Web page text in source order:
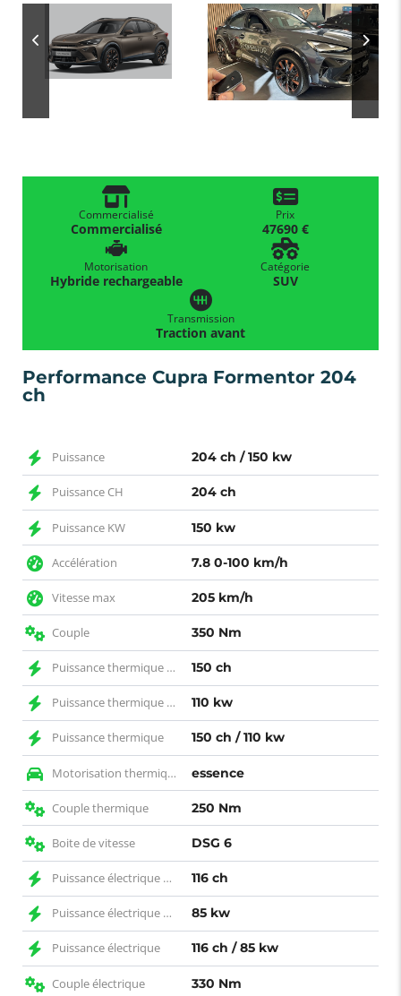
Commercialisé
Commercialisé
Prix
47690 €
Motorisation
Hybride rechargeable
Catégorie
SUV
Transmission
Traction avant
Performance Cupra Formentor 204
ch
Puissance 204 ch / 150 kw
Puissance CH 204 ch
Puissance KW 150 kw
Accélération 7.8 0-100 km/h
Vitesse max 205 km/h
Couple 350 Nm
Puissance thermique CH 150 ch
Puissance thermique KW 110 kw
Puissance thermique 150 ch / 110 kw
Motorisation thermique essence
Couple thermique 250 Nm
Boite de vitesse DSG 6
Puissance électrique CH 116 ch
Puissance électrique KW 85 kw
Puissance électrique 116 ch / 85 kw
Couple électrique 330 Nm